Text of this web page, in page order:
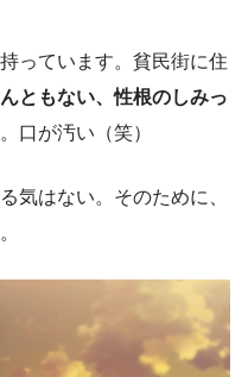
っています。貧民街に住
ともない、性根のしみっ
口が汚い（笑）
気はない。そのために、